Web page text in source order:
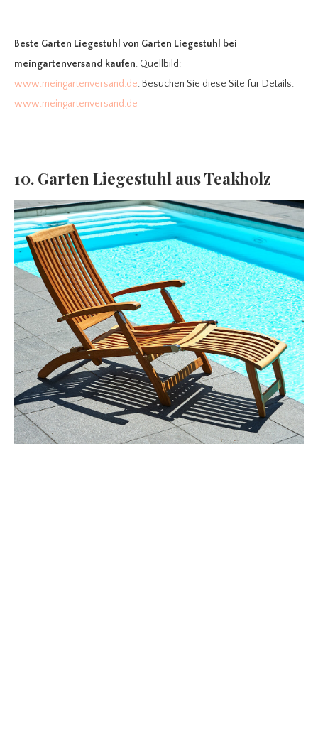
Beste Garten Liegestuhl von Garten Liegestuhl bei
meingartenversand kaufen. Quellbild:
www.meingartenversand.de. Besuchen Sie diese Site für Details:
www.meingartenversand.de
10. Garten Liegestuhl aus Teakholz